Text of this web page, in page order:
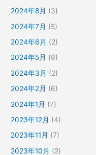
2024年8月 (3)
2024年7月 (5)
2024年6月 (2)
2024年5月 (9)
2024年3月 (2)
2024年2月 (6)
2024年1月 (7)
2023年12月 (4)
2023年11月 (7)
2023年10月 (2)